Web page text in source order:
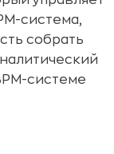
система,
собрать
системе